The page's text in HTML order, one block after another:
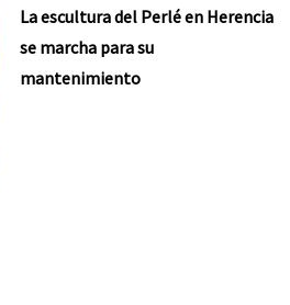
La escultura del Perlé en Herencia
se marcha para su
mantenimiento